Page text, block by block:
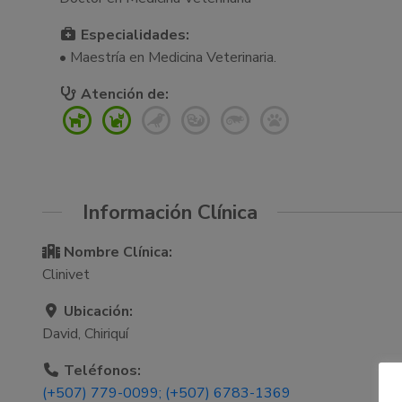
Especialidades:
• Maestría en Medicina Veterinaria.
Atención de:
Información Clínica
Nombre Clínica:
Clinivet
Ubicación:
David, Chiriquí
Teléfonos:
(+507) 779-0099; (+507) 6783-1369